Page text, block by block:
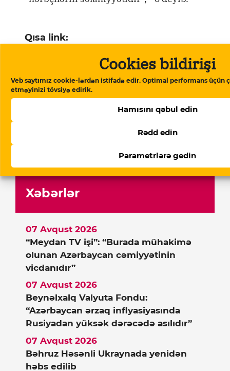
Cookies bildirişi
Veb saytımız cookie-lərdən istifadə edir. Optimal performans üçün
etməyinizi tövsiyə edirik.
Hamısını qəbul edin
Rədd edin
Parametrlərə gedin
Qısa link:
article-oglum-haradadir-sualina-bele-
denizde.html
Kopyala
▸“Oğlum haradadır
Xəbərlər
“Meydan TV işi”: “Burada mühakimə
olunan Azərbaycan cəmiyyətinin
vicdanıdır”
07 Avqust 2026
Beynəlxalq Valyuta Fondu:
“Azərbaycan ərzaq inflyasiyasında
Rusiyadan yüksək dərəcədə asılıdır”
07 Avqust 2026
Bəhruz Həsənli Ukraynada yenidən
həbs edilib
07 Avqust 2026